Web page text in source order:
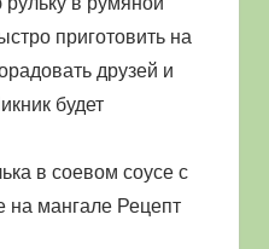
приготовить на
друзей и
будет